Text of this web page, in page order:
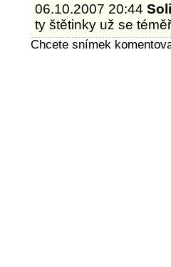
06.10.2007 20:44
ty štětinky už se
Chcete snímek